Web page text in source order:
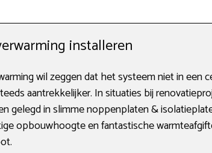
installeren
wil zeggen dat het systeem niet in
aantrekkelijker. In situaties bij
gelegd in slimme noppenplaten &
opbouwhoogte en fantastische